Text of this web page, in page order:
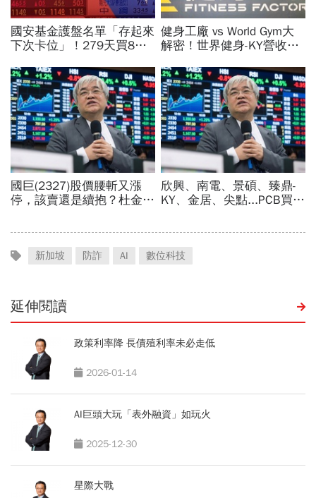
新加坡 防詐 AI 數位科技
延伸閱讀
政策利率降 長債殖利率未必走低
2026-01-14
AI巨頭大玩「表外融資」如玩火
2025-12-30
星際大戰